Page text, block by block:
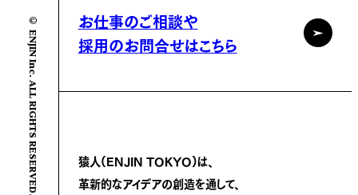
© ENJIN Inc. ALL RIGHTS RESERVED.
お仕事のご相談や
採用のお問合せはこちら
猿人(ENJIN TOKYO)は、
革新的なアイデアの創造を通して、